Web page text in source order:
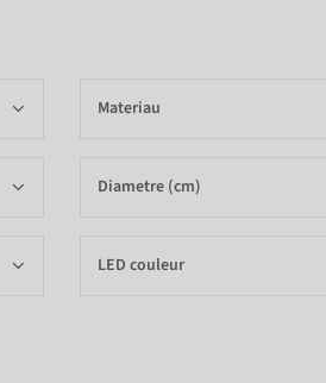
Materiau
Diametre (cm)
LED couleur